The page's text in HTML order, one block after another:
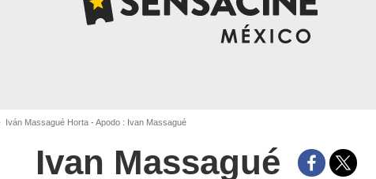
Iván Massagué Horta - Apodo : Ivan Massagué
Ivan Massagué